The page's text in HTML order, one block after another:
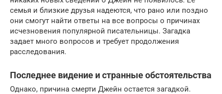
семья и близкие друзья надеются, что рано или поздно
они смогут найти ответы на все вопросы о причинах
исчезновения популярной писательницы. Загадка
задает много вопросов и требует продолжения
расследования.
Последнее видение и странные обстоятельства
Однако, причина смерти Джейн остается загадкой.